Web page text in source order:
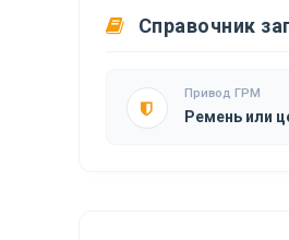
Справочник
Привод ГРМ
Ремень или